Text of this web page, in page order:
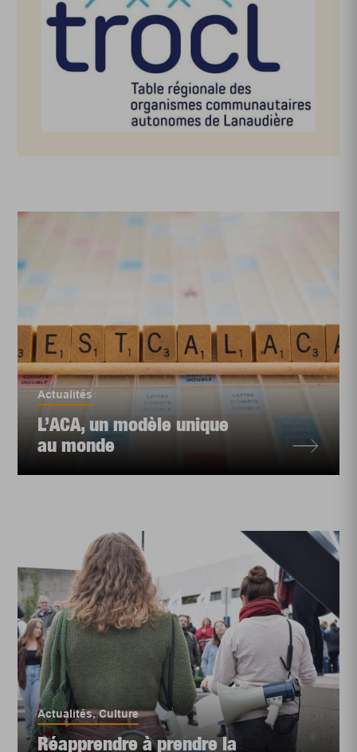
Actualités
L’ACA, un modèle unique
au monde
Actualités,Culture
Réapprendre à prendre la